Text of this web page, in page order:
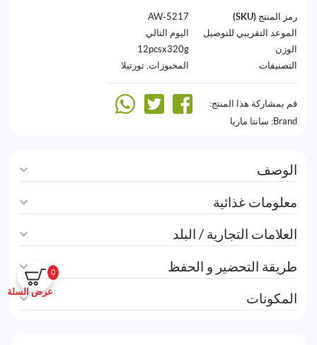
0
عرض السلة
رمز المنتج (SKU)
5217-AW
الموعد التقريبي للتوصيل
اليوم التالي
الوزن
12pcsx320g
التصنيفات
المخبوزات, تورتيلا
قم بمشاركة هذا المنتج:
Brand: سانتا ماريا
الوصف
معلومات غذائية
العلامات التجارية / البلد
طريقة التحضير و الحفظ
المكونات